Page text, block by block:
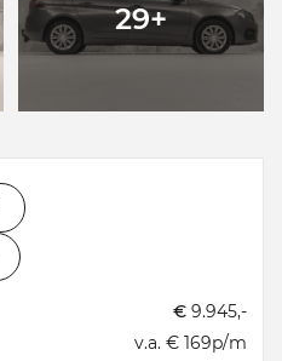
29+
€ 9.945,-
v.a. € 169p/m